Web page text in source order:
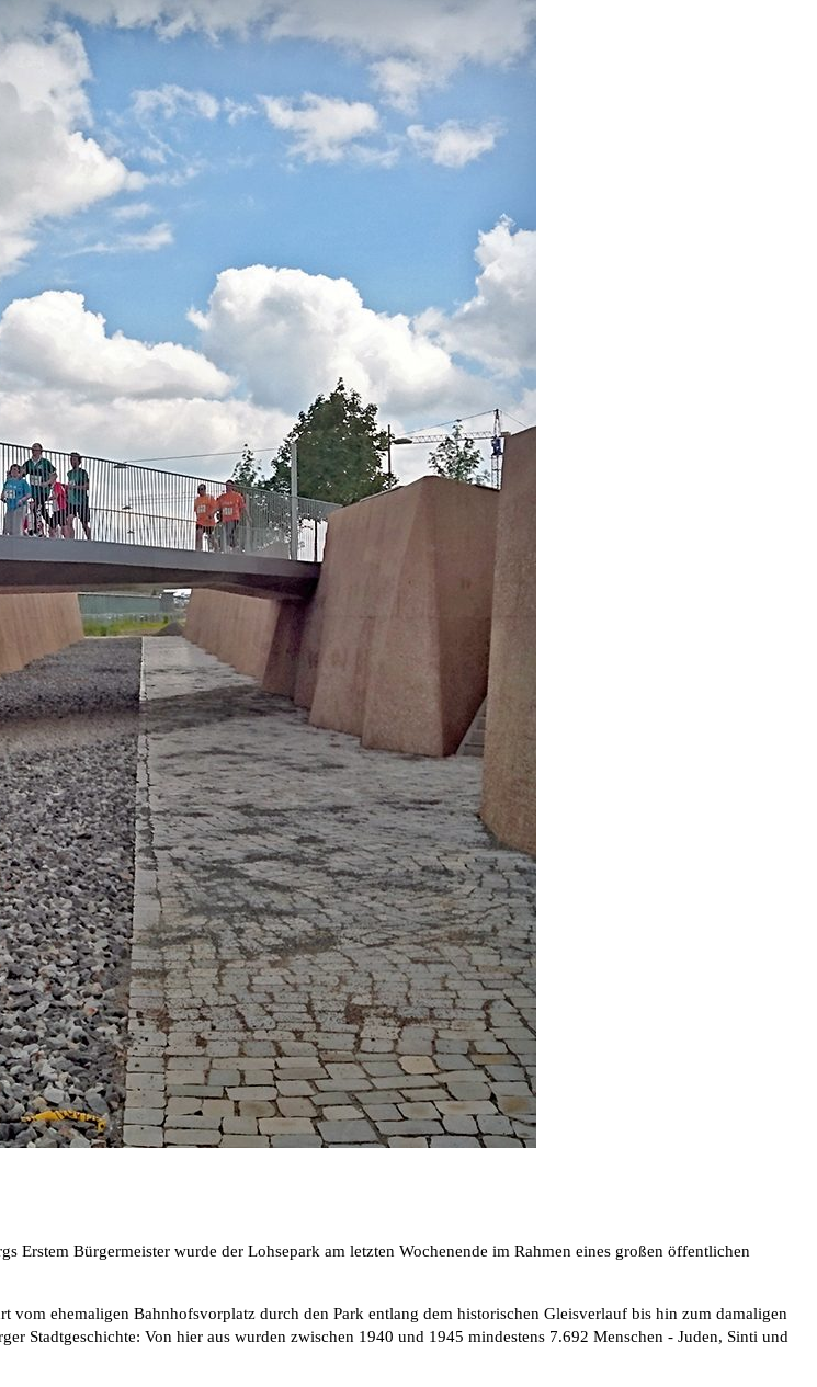
Bürgermeister wurde der Lohsepark am letzten Wochenende im Rahmen eines großen öffentlichen
ehemaligen Bahnhofsvorplatz durch den Park entlang dem historischen Gleisverlauf bis hin zum damaligen
Stadtgeschichte: Von hier aus wurden zwischen 1940 und 1945 mindestens 7.692 Menschen - Juden, Sinti und